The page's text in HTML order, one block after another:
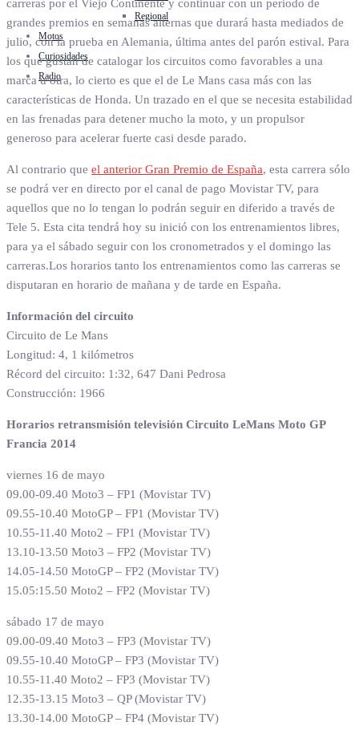
Regional
Motos
Curiosidades
Radio
carreras por el Viejo Continente y continuar con un periodo de
grandes premios en semanas alternas que durará hasta mediados de
julio, con la prueba en Alemania, última antes del parón estival. Para
los que gustan de catalogar los circuitos como favorables a una
marca u otra, lo cierto es que el de Le Mans casa más con las
características de Honda. Un trazado en el que se necesita estabilidad
en las frenadas para detener mucho la moto, y un propulsor
generoso para acelerar fuerte casi desde parado.
Al contrario que el anterior Gran Premio de España, esta carrera sólo
se podrá ver en directo por el canal de pago Movistar TV, para
aquellos que no lo tengan lo podrán seguir en diferido a través de
Tele 5. Esta cita tendrá hoy su inició con los entrenamientos libres,
para ya el sábado seguir con los cronometrados y el domingo las
carreras.Los horarios tanto los entrenamientos como las carreras se
disputaran en horario de mañana y de tarde en España.
Información del circuito
Circuito de Le Mans
Longitud: 4, 1 kilómetros
Récord del circuito: 1:32, 647 Dani Pedrosa
Construcción: 1966
Horarios retransmisión televisión Circuito LeMans Moto GP
Francia 2014
viernes 16 de mayo
09.00-09.40 Moto3 – FP1 (Movistar TV)
09.55-10.40 MotoGP – FP1 (Movistar TV)
10.55-11.40 Moto2 – FP1 (Movistar TV)
13.10-13.50 Moto3 – FP2 (Movistar TV)
14.05-14.50 MotoGP – FP2 (Movistar TV)
15.05:15.50 Moto2 – FP2 (Movistar TV)
sábado 17 de mayo
09.00-09.40 Moto3 – FP3 (Movistar TV)
09.55-10.40 MotoGP – FP3 (Movistar TV)
10.55-11.40 Moto2 – FP3 (Movistar TV)
12.35-13.15 Moto3 – QP (Movistar TV)
13.30-14.00 MotoGP – FP4 (Movistar TV)